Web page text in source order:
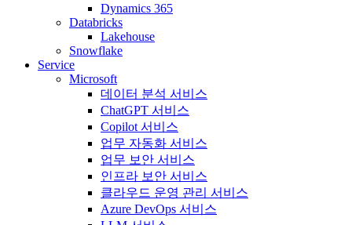
Dynamics 365
Databricks
Lakehouse
Snowflake
Service
Microsoft
데이터 분석 서비스
ChatGPT 서비스
Copilot 서비스
업무 자동화 서비스
업무 보안 서비스
인프라 보안 서비스
클라우드 운영 관리 서비스
Azure DevOps 서비스